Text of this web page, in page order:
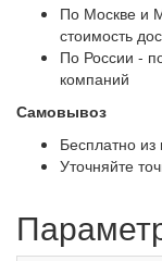
По Москве и
стоимость
По России -
компаний
Самовывоз
Бесплатно из
Уточняйте